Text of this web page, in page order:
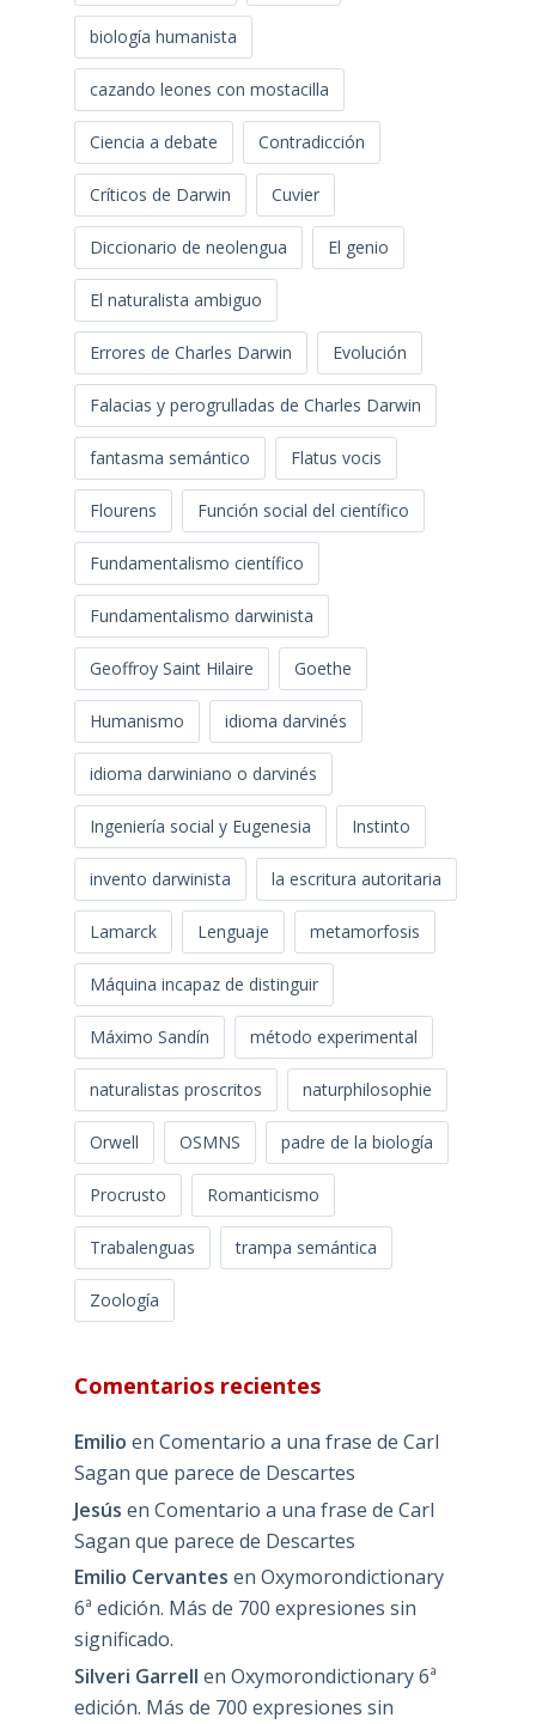
biología humanista
cazando leones con mostacilla
Ciencia a debate Contradicción
Críticos de Darwin Cuvier
Diccionario de neolengua El genio
El naturalista ambiguo
Errores de Charles Darwin Evolución
Falacias y perogrulladas de Charles Darwin
fantasma semántico Flatus vocis
Flourens Función social del científico
Fundamentalismo científico
Fundamentalismo darwinista
Geoffroy Saint Hilaire Goethe
Humanismo idioma darvinés
idioma darwiniano o darvinés
Ingeniería social y Eugenesia Instinto
invento darwinista la escritura autoritaria
Lamarck Lenguaje metamorfosis
Máquina incapaz de distinguir
Máximo Sandín método experimental
naturalistas proscritos naturphilosophie
Orwell OSMNS padre de la biología
Procrusto Romanticismo
Trabalenguas trampa semántica
Zoología
Comentarios recientes
Emilio en Comentario a una frase de Carl
Sagan que parece de Descartes
Jesús en Comentario a una frase de Carl
Sagan que parece de Descartes
Emilio Cervantes en Oxymorondictionary
6ª edición. Más de 700 expresiones sin
significado.
Silveri Garrell en Oxymorondictionary 6ª
edición. Más de 700 expresiones sin